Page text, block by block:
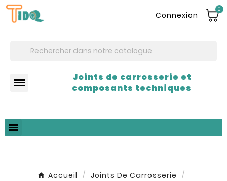
Connexion
0
Joints de carrosserie et
composants techniques
Accueil
Joints De Carrosserie